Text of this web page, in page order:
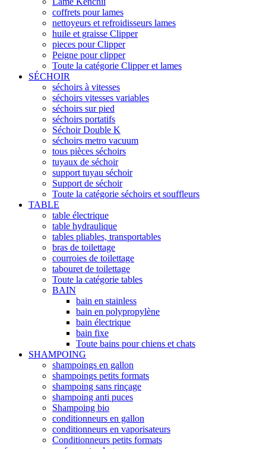
coffrets pour lames
nettoyeurs et refroidisseurs lames
huile et graisse Clipper
pieces pour Clipper
Peigne pour clipper
Toute la catégorie Clipper et lames
SÉCHOIR
séchoirs à vitesses
séchoirs vitesses variables
séchoirs sur pied
séchoirs portatifs
Séchoir Double K
séchoirs metro vacuum
tous pièces séchoirs
tuyaux de séchoir
support tuyau séchoir
Support de séchoir
Toute la catégorie séchoirs et souffleurs
TABLE
table électrique
table hydraulique
tables pliables, transportables
bras de toilettage
courroies de toilettage
tabouret de toilettage
Toute la catégorie tables
BAIN
bain en stainless
bain en polypropylène
bain électrique
bain fixe
Toute bains pour chiens et chats
SHAMPOING
shampoings en gallon
shampoings petits formats
shampoing sans rinçage
shampoing anti puces
Shampoing bio
conditionneurs en gallon
conditionneurs en vaporisateurs
Conditionneurs petits formats